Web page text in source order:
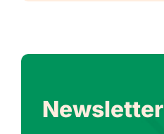
Newsletter